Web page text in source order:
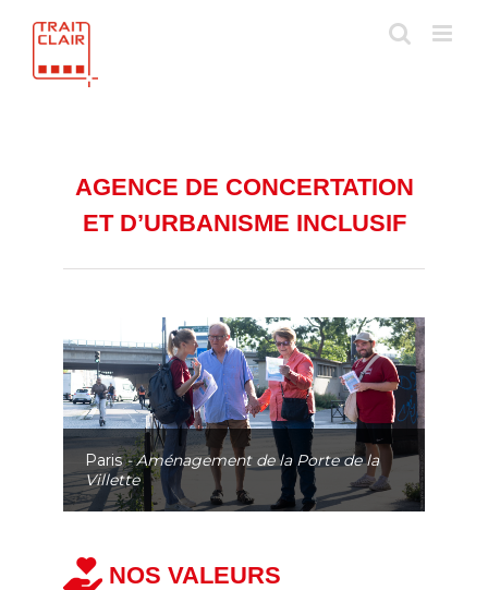
AGENCE DE CONCERTATION
ET D’URBANISME INCLUSIF
Paris- Aménagement de la Porte de la
Villette
NOS VALEURS